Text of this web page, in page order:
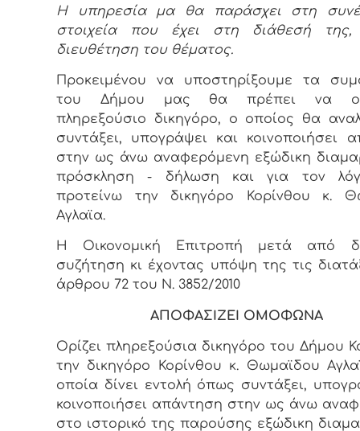
Η υπηρεσία μα θα παράσχει στη
στοιχεία που έχει στη διάθεσή
διευθέτηση του θέματος.
Προκειμένου να υποστηρίξουμε τα
του Δήμου μας θα πρέπει να
πληρεξούσιο δικηγόρο, ο οποίος θα
συντάξει, υπογράψει και κοινοποιήσει
στην ως άνω αναφερόμενη εξώδικη
πρόσκληση - δήλωση και για τον
προτείνω την δικηγόρο Κορίνθου κ.
Αγλαϊα.
Η Οικονομική Επιτροπή μετά από
συζήτηση κι έχοντας υπόψη της τις
άρθρου 72 του Ν. 3852/2010
ΑΠΟΦΑΣΙΖΕΙ ΟΜΟΦΩΝΑ
Ορίζει πληρεξούσια δικηγόρο του Δήμου
την δικηγόρο Κορίνθου κ. Θωμαϊδου
οποία δίνει εντολή όπως συντάξει,
κοινοποιήσει απάντηση στην ως άνω
στο ιστορικό της παρούσης εξώδικη